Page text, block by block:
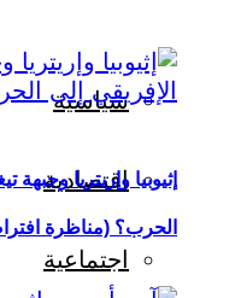
سياسية
اقتصادية
اجتماعية
إثيوبيا وإريتريا
الحرب؟ (مناظرة